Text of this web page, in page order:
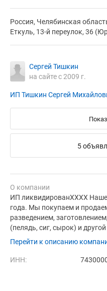
Россия, Челябинская
Еткуль, 13-й переулок, 36
Сергей Тишкин
на сайте с 2009 г.
ИП Тишкин Сергей
5
О компании
ИП ликвидированХХХХ Наше
года. Мы покупаем и
разведением,
(пелядь, сиг, сырок) и
Перейти к описанию
ИНН: